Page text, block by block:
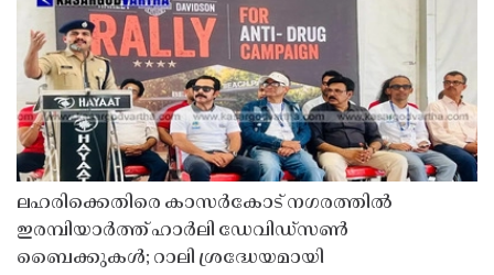
ലഹരിക്കെതിരെ കാസർകോട് നഗരത്തിൽ
ഇരമ്പിയാർത്ത് ഹാർലി ഡേവിഡ്‌സൺ
ബൈക്കുകൾ; റാലി ശ്രദ്ധേയമായി